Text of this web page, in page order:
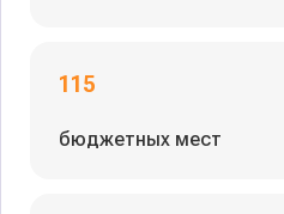
115
бюджетных мест